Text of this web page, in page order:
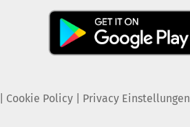
Cookie Policy| Privacy Einstellungen